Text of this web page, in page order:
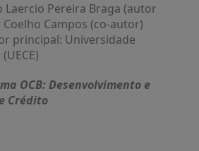
Laercio Pereira Braga (autor
Campos (co-autor)
principal: Universidade
OCB: Desenvolvimento e
Crédito